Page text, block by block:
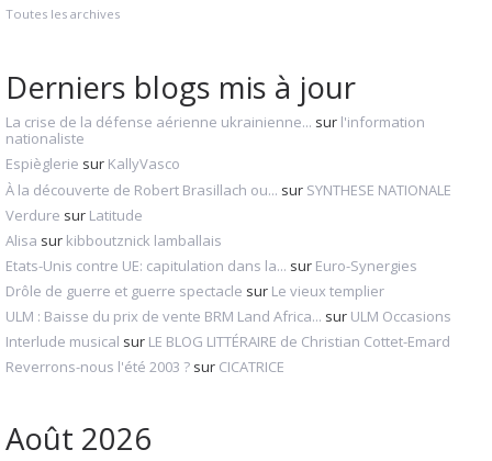
Toutes les archives
Derniers blogs mis à jour
La crise de la défense aérienne ukrainienne... sur l'information
nationaliste
Espièglerie sur KallyVasco
À la découverte de Robert Brasillach ou... sur SYNTHESE NATIONALE
Verdure sur Latitude
Alisa sur kibboutznick lamballais
Etats-Unis contre UE: capitulation dans la... sur Euro-Synergies
Drôle de guerre et guerre spectacle sur Le vieux templier
ULM : Baisse du prix de vente BRM Land Africa... sur ULM Occasions
Interlude musical sur LE BLOG LITTÉRAIRE de Christian Cottet-Emard
Reverrons-nous l'été 2003 ? sur CICATRICE
Août 2026